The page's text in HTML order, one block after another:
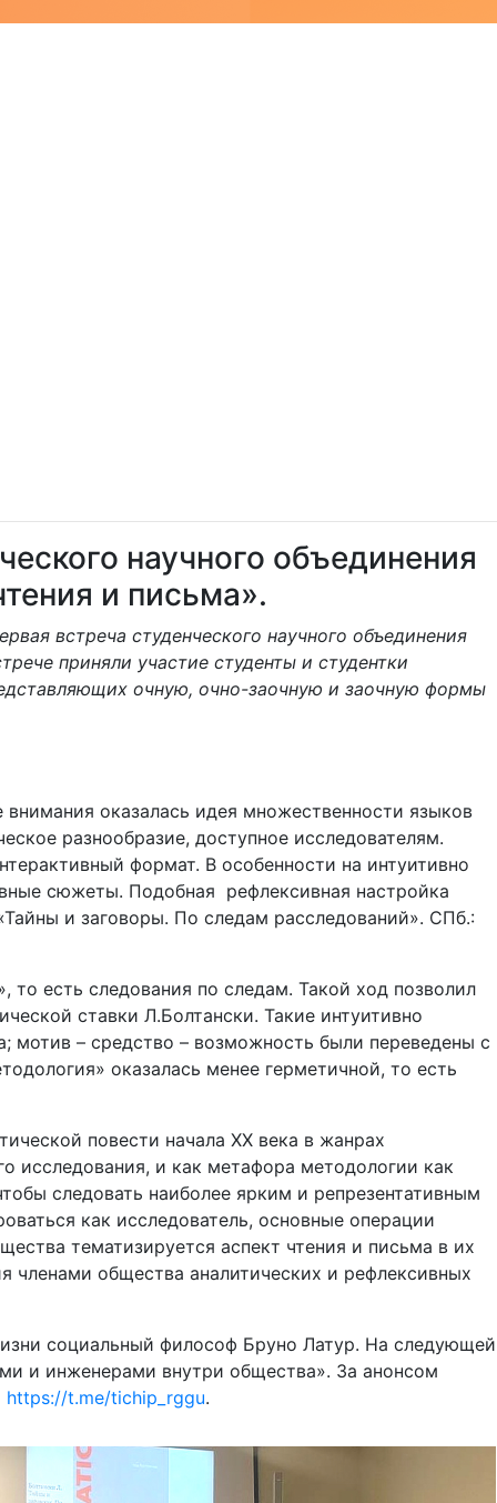
научного объединения
и письма».
встреча студенческого научного объединения
приняли участие студенты и студентки
очную, очно-заочную и заочную формы
оказалась идея множественности языков
разнообразие, доступное исследователям.
формат. В особенности на интуитивно
сюжеты. Подобная рефлексивная настройка
и заговоры. По следам расследований». СПб.:
то есть следования по следам. Такой ход позволил
ставки Л.Болтански. Такие интуитивно
мотив – средство – возможность были переведены с
оказалась менее герметичной, то есть
повести начала XX века в жанрах
исследования, и как метафора методологии как
следовать наиболее ярким и репрезентативным
как исследователь, основные операции
тематизируется аспект чтения и письма в их
членами общества аналитических и рефлексивных
социальный философ Бруно Латур. На следующей
и инженерами внутри общества». За анонсом
https://t.me/tichip_rggu.